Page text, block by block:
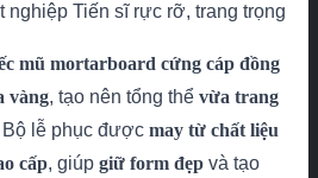
nghiệp Tiến sĩ rực rỡ, trang trọng
mũ mortarboard cứng cáp đồng
vàng, tạo nên tổng thể vừa trang
Bộ lễ phục được may từ chất liệu
cấp, giúp giữ form đẹp và tạo